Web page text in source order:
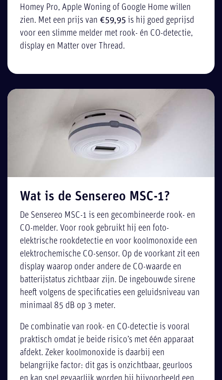
Homey Pro, Apple Woning of Google Home willen
zien. Met een prijs van €59,95 is hij goed geprijsd
voor een slimme melder met rook- én CO-detectie,
display en Matter over Thread.
Wat is de Sensereo MSC-1?
De Sensereo MSC-1 is een gecombineerde rook- en
CO-melder. Voor rook gebruikt hij een foto-
elektrische rookdetectie en voor koolmonoxide een
elektrochemische CO-sensor. Op de voorkant zit een
display waarop onder andere de CO-waarde en
batterijstatus zichtbaar zijn. De ingebouwde sirene
heeft volgens de specificaties een geluidsniveau van
minimaal 85 dB op 3 meter.
De combinatie van rook- en CO-detectie is vooral
praktisch omdat je beide risico’s met één apparaat
afdekt. Zeker koolmonoxide is daarbij een
belangrijke factor: dit gas is onzichtbaar, geurloos